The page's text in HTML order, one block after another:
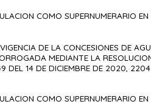
COMO SUPERNUMERARIO
DE LA CONCESIONES DE
MEDIANTE LA
DEL 14 DE DICIEMBRE DE 2020,
COMO SUPERNUMERARIO